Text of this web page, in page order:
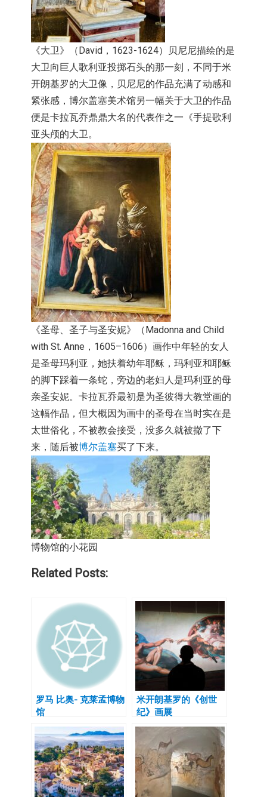
《大卫》（David，1623-1624）
贝尼尼描绘的是
大卫向巨人歌利亚投掷石头的那一刻， 不同于米
开朗基罗的大卫像，贝尼尼的作品充满了动感和
紧张感， 博尔盖塞美术馆另一幅关于大卫的作品
便是卡拉瓦乔鼎鼎大名的代表作之一《手提歌利
亚头颅的大卫。
《圣母、圣子与圣安妮》
（Madonna and Child
with St. Anne，1605–1606）画作中年轻的女人
是圣母玛利亚， 她扶着幼年耶稣，玛利亚和耶稣
的脚下踩着一条蛇， 旁边的老妇人是玛利亚的母
亲圣安妮。 卡拉瓦乔最初是为圣彼得大教堂画的
这幅作品， 但大概因为画中的圣母在当时实在是
太世俗化，不被教会接受， 没多久就被撤了下
来，随后被博尔盖塞买了下来。
博物馆的小花园
Related Posts:
罗马 比奥- 克莱孟博物
馆
米开朗基罗的《创世
纪》画展